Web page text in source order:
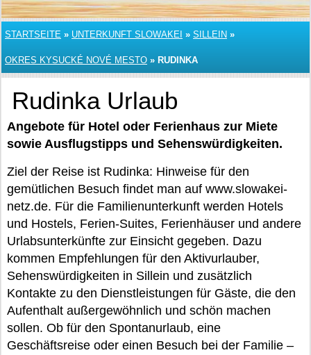
STARTSEITE » UNTERKUNFT SLOWAKEI » SILLEIN »
OKRES KYSUCKÉ NOVÉ MESTO » RUDINKA
Rudinka Urlaub
Angebote für Hotel oder Ferienhaus zur Miete
sowie Ausflugstipps und Sehenswürdigkeiten.
Ziel der Reise ist Rudinka: Hinweise für den
gemütlichen Besuch findet man auf www.slowakei-
netz.de. Für die Familienunterkunft werden Hotels
und Hostels, Ferien-Suites, Ferienhäuser und andere
Urlabsunterkünfte zur Einsicht gegeben. Dazu
kommen Empfehlungen für den Aktivurlauber,
Sehenswürdigkeiten in Sillein und zusätzlich
Kontakte zu den Dienstleistungen für Gäste, die den
Aufenthalt außergewöhnlich und schön machen
sollen. Ob für den Spontanurlaub, eine
Geschäftsreise oder einen Besuch bei der Familie –